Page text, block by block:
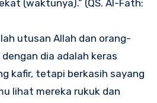
(waktunya).” (QS. Al-Fath:
utusan Allah dan orang-
dia adalah keras
kafir, tetapi berkasih sayang
lihat mereka rukuk dan